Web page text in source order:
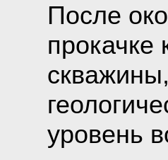
После
прокачке
уровень